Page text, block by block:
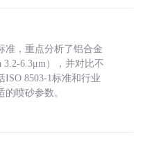
准，重点分析了铝合金
3.2-6.3μm），并对比不
ISO 8503-1标准和行业
喷砂参数。